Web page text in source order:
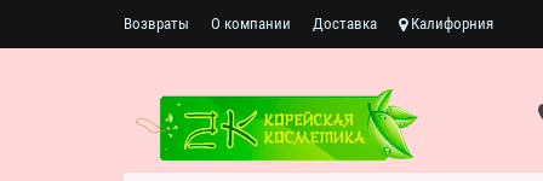
Возвраты О компании Доставка Калифорния